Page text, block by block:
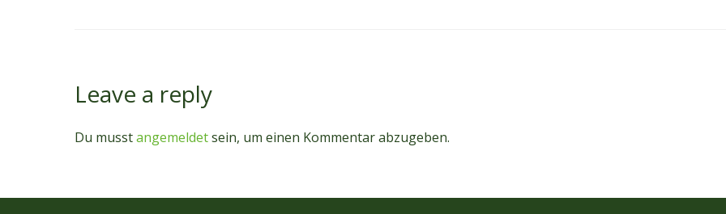
Leave a reply
Du musstangemeldetsein, um einen Kommentar abzugeben.